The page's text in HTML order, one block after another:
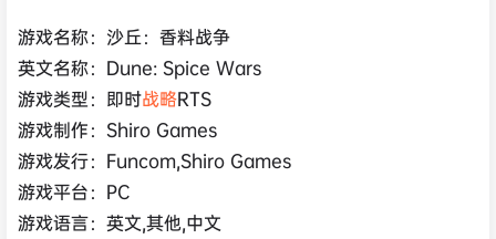
游戏名称：沙丘：香料战争
英文名称：Dune: Spice Wars
游戏类型：即时战略RTS
游戏制作：Shiro Games
游戏发行：Funcom,Shiro Games
游戏平台：PC
游戏语言：英文,其他,中文